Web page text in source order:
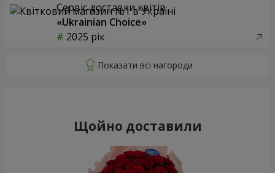
Сервіс доставки квітів
«Ukrainian Choice»
2025 рік
Щойно доставили